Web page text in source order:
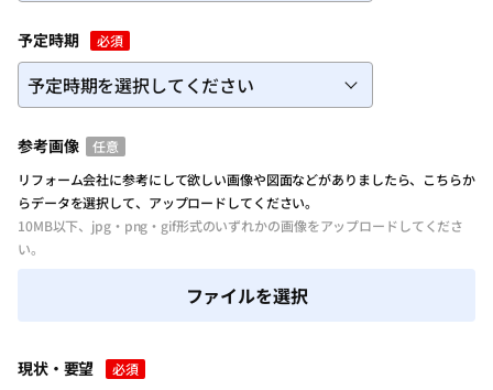
予定時期 必須
参考画像
任意
リフォーム会社に参考にして欲しい画像や図面などがありましたら、こちらか
らデータを選択して、アップロードしてください。
10MB以下、jpg・png・gif形式のいずれかの画像をアップロードしてくださ
い。
ファイルを選択
現状・要望
必須